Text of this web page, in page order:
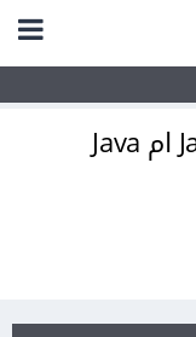
اخد كورس فى JavaFX ام Java